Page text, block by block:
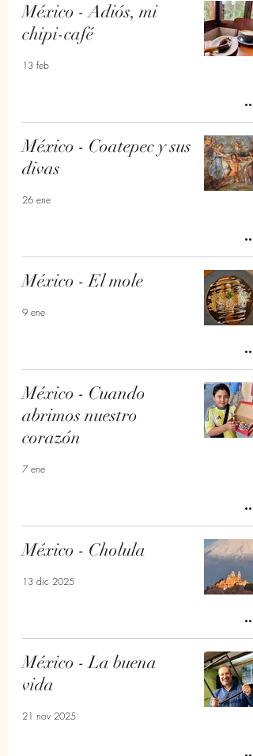
México - Adiós, mi
chipi-café
13 feb
México - Coatepec y sus
divas
26 ene
México - El mole
9 ene
México - Cuando
abrimos nuestro
corazón
7 ene
México - Cholula
13 dic 2025
México - La buena
vida
21 nov 2025